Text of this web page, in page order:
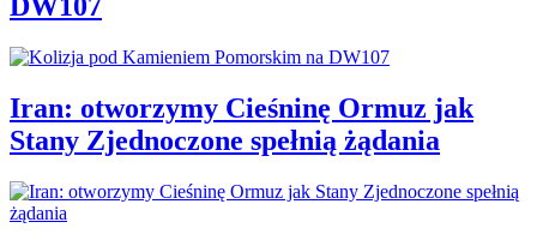
DW107
Iran: otworzymy Cieśninę Ormuz jak
Stany Zjednoczone spełnią żądania